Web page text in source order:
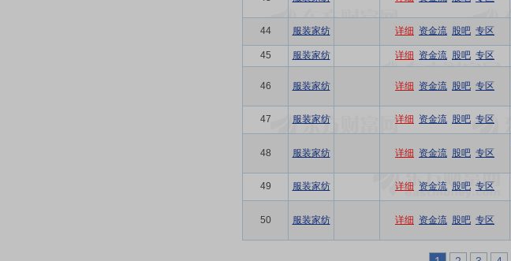
44 服装家纺 详细 资金流 股吧 专区
45 服装家纺 详细 资金流 股吧 专区
46 服装家纺 详细 资金流 股吧 专区
47 服装家纺 详细 资金流 股吧 专区
48 服装家纺 详细 资金流 股吧 专区
49 服装家纺 详细 资金流 股吧 专区
50 服装家纺 详细 资金流 股吧 专区